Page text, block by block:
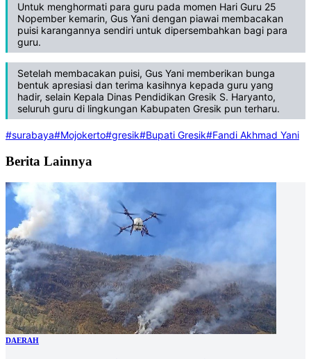
Untuk menghormati para guru pada momen Hari Guru 25
Nopember kemarin, Gus Yani dengan piawai membacakan
puisi karangannya sendiri untuk dipersembahkan bagi para
guru.
Setelah membacakan puisi, Gus Yani memberikan bunga
bentuk apresiasi dan terima kasihnya kepada guru yang
hadir, selain Kepala Dinas Pendidikan Gresik S. Haryanto,
seluruh guru di lingkungan Kabupaten Gresik pun terharu.
#surabaya#Mojokerto#gresik#Bupati Gresik#Fandi Akhmad Yani
Berita Lainnya
DAERAH